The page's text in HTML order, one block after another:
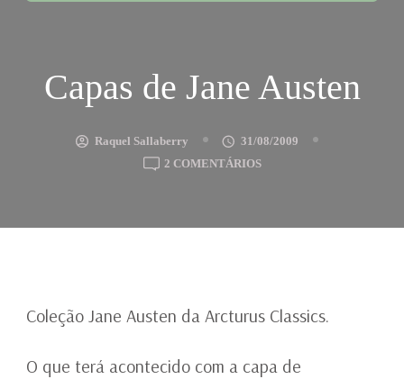
Capas de Jane Austen
Raquel Sallaberry
31/08/2009
2 COMENTÁRIOSEM
JANE
Coleção Jane Austen da Arcturus Classics.
O que terá acontecido com a capa de